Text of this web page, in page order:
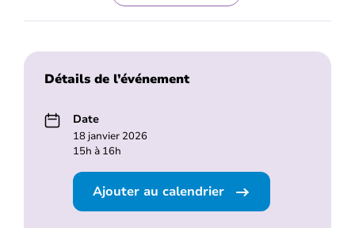
Détails de l’événement
Date
18 janvier 2026
15h à 16h
Ajouter au calendrier